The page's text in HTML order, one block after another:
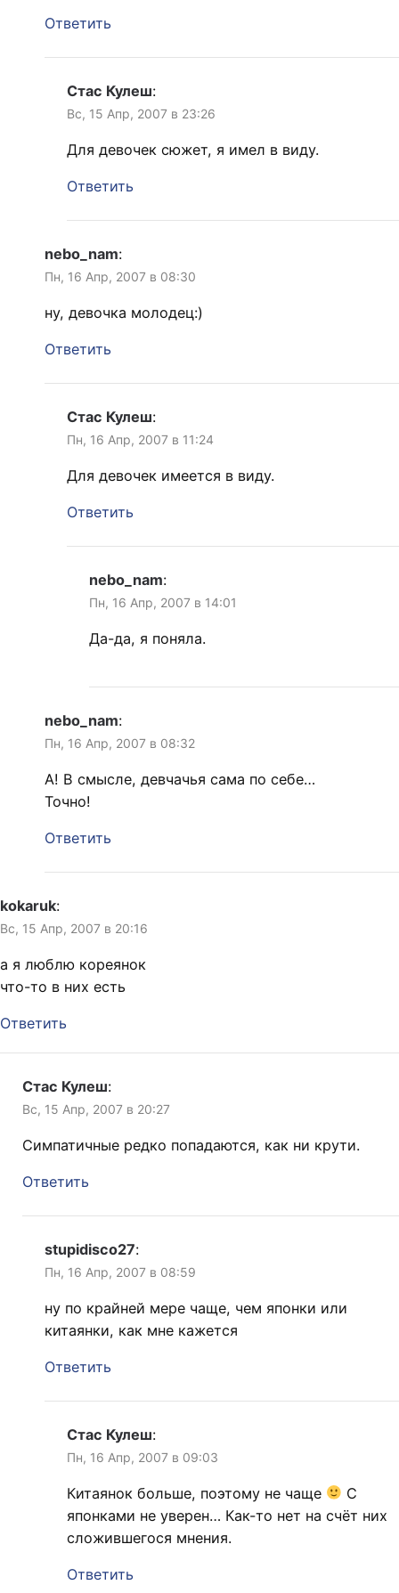
Ответить
Стас Кулеш:
Вс, 15 Апр, 2007 в 23:26
Для девочек сюжет, я имел в виду.
Ответить
nebo_nam:
Пн, 16 Апр, 2007 в 08:30
ну, девочка молодец:)
Ответить
Стас Кулеш:
Пн, 16 Апр, 2007 в 11:24
Для девочек имеется в виду.
Ответить
nebo_nam:
Пн, 16 Апр, 2007 в 14:01
Да-да, я поняла.
nebo_nam:
Пн, 16 Апр, 2007 в 08:32
А! В смысле, девчачья сама по себе…
Точно!
Ответить
kokaruk:
Вс, 15 Апр, 2007 в 20:16
а я люблю кореянок
что-то в них есть
Ответить
Стас Кулеш:
Вс, 15 Апр, 2007 в 20:27
Симпатичные редко попадаются, как ни крути.
Ответить
stupidisco27:
Пн, 16 Апр, 2007 в 08:59
ну по крайней мере чаще, чем японки или
китаянки, как мне кажется
Ответить
Стас Кулеш:
Пн, 16 Апр, 2007 в 09:03
Китаянок больше, поэтому не чаще
С
японками не уверен… Как-то нет на счёт них
сложившегося мнения.
Ответить